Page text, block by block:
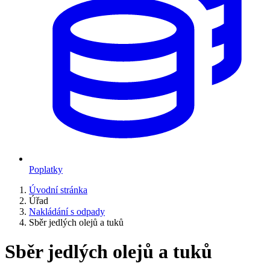
Poplatky
Úvodní stránka
Úřad
Nakládání s odpady
Sběr jedlých olejů a tuků
Sběr jedlých olejů a tuků